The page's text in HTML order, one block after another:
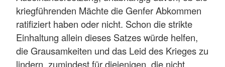
kriegführenden Mächte die Genfer Abkommen
ratifiziert haben oder nicht. Schon die strikte
Einhaltung allein dieses Satzes würde helfen,
die Grausamkeiten und das Leid des Krieges zu
lindern, zumindest für diejenigen, die nicht